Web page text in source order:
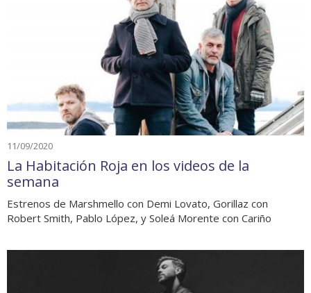
11/09/2020
La Habitación Roja en los videos de la
semana
Estrenos de Marshmello con Demi Lovato, Gorillaz con
Robert Smith, Pablo López, y Soleá Morente con Cariño